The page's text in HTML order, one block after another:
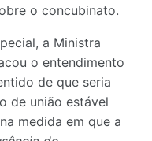
o concubinato.
a Ministra
o entendimento
de que seria
de união estável
medida em que a